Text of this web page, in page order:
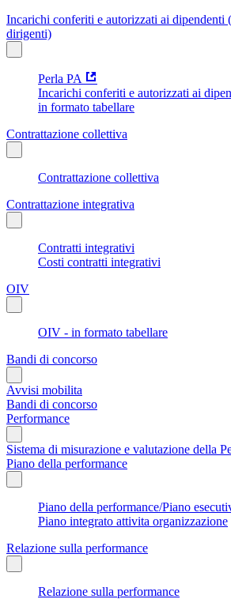
Incarichi conferiti e autorizzati ai dipendenti
dirigenti)
Perla PA
Incarichi conferiti e autorizzati ai
in formato tabellare
Contrattazione collettiva
Contrattazione collettiva
Contrattazione integrativa
Contratti integrativi
Costi contratti integrativi
OIV
OIV - in formato tabellare
Bandi di concorso
Avvisi mobilita
Bandi di concorso
Performance
Sistema di misurazione e valutazione della
Piano della performance
Piano della performance/Piano
Piano integrato attivita organizzazione
Relazione sulla performance
Relazione sulla performance